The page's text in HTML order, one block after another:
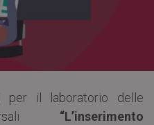
per il laboratorio delle
“L’inserimento